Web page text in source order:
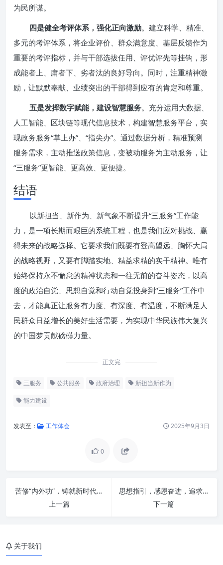
为民所谋。
四是健全考评体系，强化正向激励。建立科学、精准、
多元的考评体系，将企业评价、群众满意度、基层反馈作为
重要的考评指标，并与干部选拔任用、评优评先等挂钩，形
成能者上、庸者下、劣者汰的良好导向。同时，注重精神激
励，让默默奉献、业绩突出的干部得到应有的肯定和尊重。
五是发挥数字赋能，建设智慧服务。充分运用大数据、
人工智能、区块链等现代信息技术，构建智慧服务平台，实
现政务服务“掌上办”、“指尖办”。通过数据分析，精准预测
服务需求，主动推送政策信息，变被动服务为主动服务，让
“三服务”更智能、更高效、更便捷。
结语
以新担当、新作为、新气象不断提升“三服务”工作能
力，是一项长期而艰巨的系统工程，也是我们应对挑战、赢
得未来的战略选择。它要求我们既要有登高望远、胸怀大局
的战略视野，又要有脚踏实地、精益求精的实干精神。唯有
始终保持永不懈怠的精神状态和一往无前的奋斗姿态，以高
度的政治自觉、思想自觉和行动自觉投身到“三服务”工作中
去，才能真正让服务有力度、有深度、有温度，不断满足人
民群众日益增长的美好生活需要，为实现中华民族伟大复兴
的中国梦贡献磅礴力量。
正文完
三服务 公共服务 政府治理 新担当新作为
能力建设
发表至： 工作体会 2025年9月3日
0
苦修“内外功”，铸就新时代办公室“三服务”的卓越之路
上一篇
思想指引，感恩奋进，追求一流：深入学习贯彻习近平总书记重要指示精神的时代篇章
下一篇
锻造“新担当”：勇于作为的内在
关于我们